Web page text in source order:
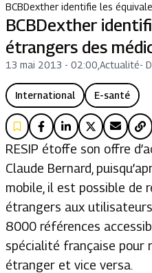
BCBDexther identifie les
BCBDexther
étrangers des
13 mai 2013 - 02:00 Actualité-
International E-santé
RESIP étoffe son offre
Claude Bernard,
mobile, il est possible de
étrangers aux
8000 références
spécialité française pour
étranger et vice versa.